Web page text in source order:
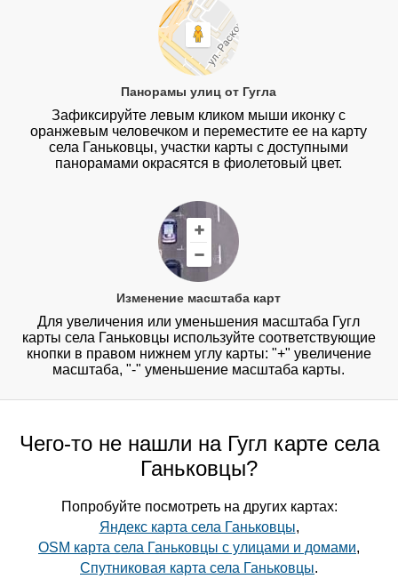
Панорамы улиц от Гугла
Зафиксируйте левым кликом мыши иконку с
оранжевым человечком и переместите ее на карту
села Ганьковцы, участки карты с доступными
панорамами окрасятся в фиолетовый цвет.
Изменение масштаба карт
Для увеличения или уменьшения масштаба Гугл
карты села Ганьковцы используйте соответствующие
кнопки в правом нижнем углу карты: "+" увеличение
масштаба, "-" уменьшение масштаба карты.
Чего-то не нашли на Гугл карте села
Ганьковцы?
Попробуйте посмотреть на других картах:
Яндекс карта села Ганьковцы,
OSM карта села Ганьковцы с улицами и домами,
Спутниковая карта села Ганьковцы.